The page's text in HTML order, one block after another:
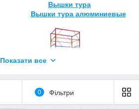
Вышки тура
Вышки тура алюминиевые
Показати все
0 Фільтри